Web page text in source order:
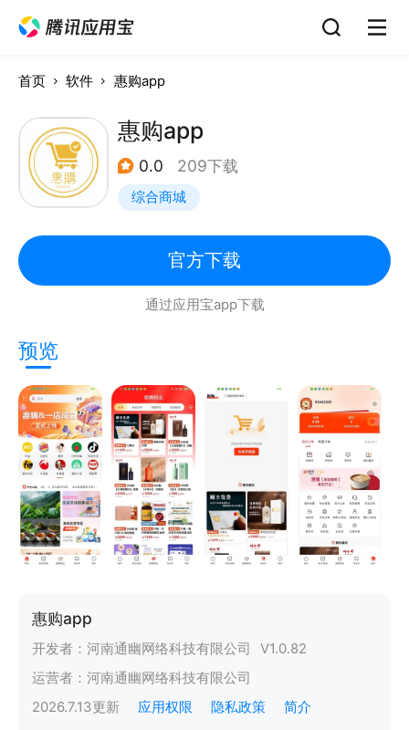
首页 软件 惠购app
惠购app
0.0 209下载
综合商城
官方下载
通过应用宝app下载
预览
惠购app
开发者： 河南通幽网络科技有限公司 V1.0.82
运营者： 河南通幽网络科技有限公司
2026.7.13更新 应用权限 隐私政策 简介